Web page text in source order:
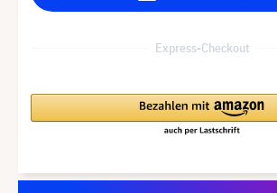
Express-Checkout